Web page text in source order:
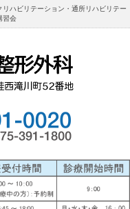
ハビリテーション・通所リハビリテー
習会